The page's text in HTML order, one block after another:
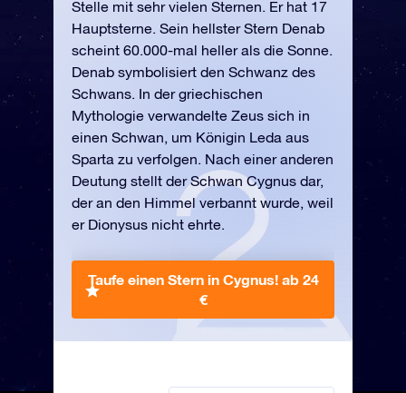
Stelle mit sehr vielen Sternen. Er hat 17
Hauptsterne. Sein hellster Stern Denab
scheint 60.000-mal heller als die Sonne.
Denab symbolisiert den Schwanz des
Schwans. In der griechischen
Mythologie verwandelte Zeus sich in
einen Schwan, um Königin Leda aus
Sparta zu verfolgen. Nach einer anderen
Deutung stellt der Schwan Cygnus dar,
der an den Himmel verbannt wurde, weil
er Dionysus nicht ehrte.
Taufe einen Stern in Cygnus! ab 24
€